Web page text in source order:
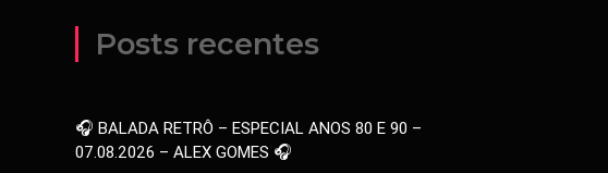
Posts recentes
🎧 BALADA RETRÔ – ESPECIAL ANOS 80 E 90 –
07.08.2026 – ALEX GOMES 🎧